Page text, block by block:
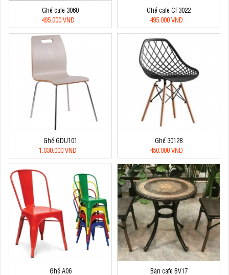
Ghế cafe 3060
495.000 VNĐ
Ghế cafe CF3022
495.000 VNĐ
Ghế GDU101
1.030.000 VNĐ
Ghế 3012B
450.000 VNĐ
Ghế A06 Bàn cafe BV17